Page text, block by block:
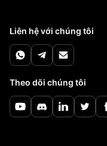
Liên hệ với chúng tôi
Theo dõi chúng tôi